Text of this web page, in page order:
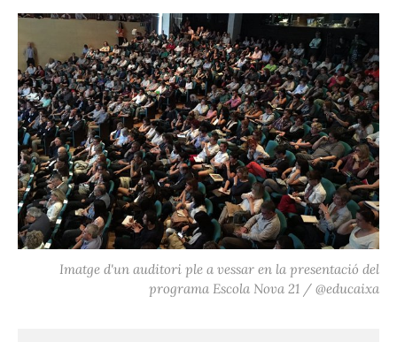
Imatge d'un auditori ple a vessar en la presentació del
programa Escola Nova 21 / @educaixa